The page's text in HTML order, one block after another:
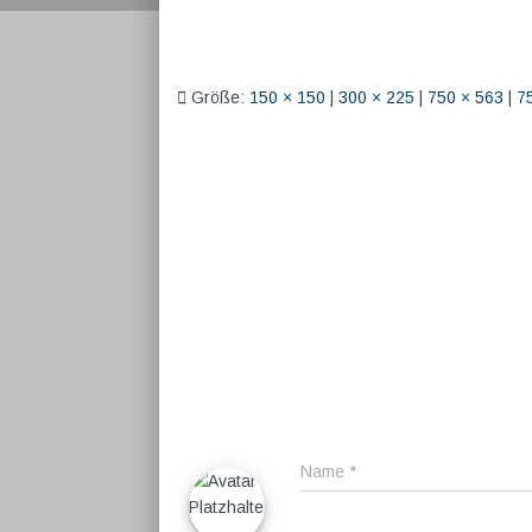
Größe: 150 × 150 300 × 225 750 × 563
Name *